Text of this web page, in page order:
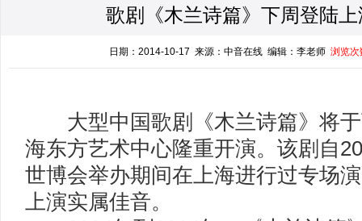
歌剧《木兰诗篇》下周登陆
日期：2014-10-17 来源：中音在线 编辑：李老师 浏览次
大型中国歌剧《木兰诗篇》将于
海东方艺术中心隆重开演。该剧自
世博会举办期间在上海进行过专场
上演实属佳音。